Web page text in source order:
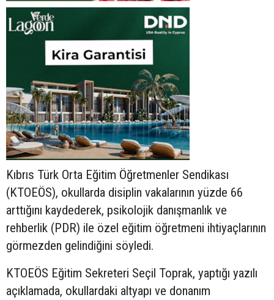
Kıbrıs Türk Orta Eğitim Öğretmenler Sendikası
(KTOEÖS), okullarda disiplin vakalarının yüzde 66
arttığını kaydederek, psikolojik danışmanlık ve
rehberlik (PDR) ile özel eğitim öğretmeni ihtiyaçlarının
görmezden gelindiğini söyledi.
KTOEÖS Eğitim Sekreteri Seçil Toprak, yaptığı yazılı
açıklamada, okullardaki altyapı ve donanım